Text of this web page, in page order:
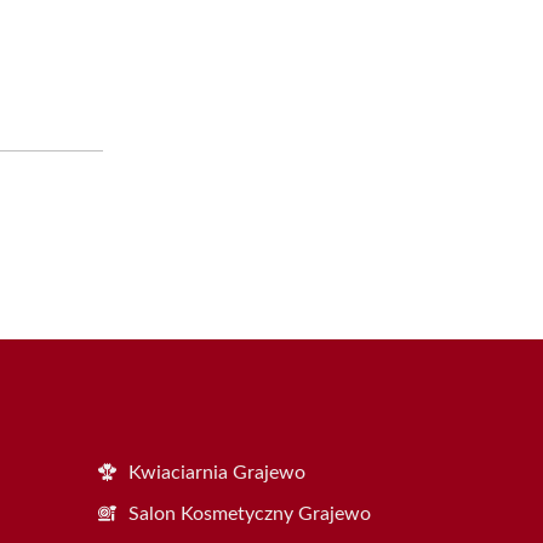
Kwiaciarnia Grajewo
Salon Kosmetyczny Grajewo